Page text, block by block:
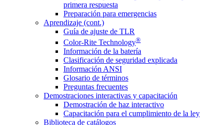
primera respuesta
Preparación para emergencias
Aprendizaje (cont.)
Guía de ajuste de TLR
Color-Rite Technology®
Información de la batería
Clasificación de seguridad explicada
Información ANSI
Glosario de términos
Preguntas frecuentes
Demostraciones interactivas y capacitación
Demostración de haz interactivo
Capacitación para el cumplimiento de la ley
Biblioteca de catálogos